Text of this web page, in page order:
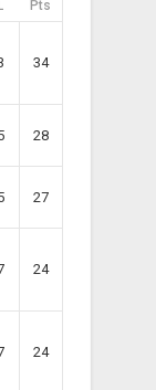
Pts
34
28
27
24
24